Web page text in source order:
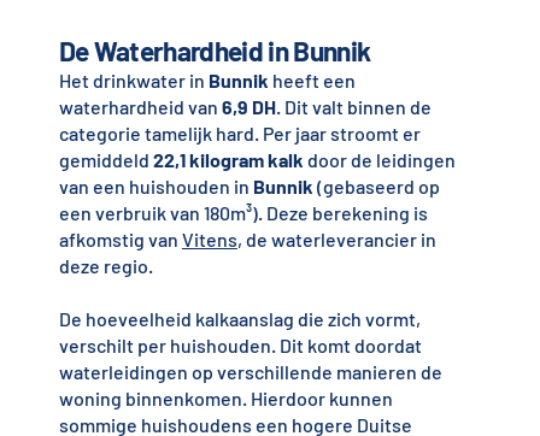
De Waterhardheid in Bunnik
Het drinkwater in Bunnik heeft een
waterhardheid van 6,9 DH. Dit valt binnen de
categorie tamelijk hard. Per jaar stroomt er
gemiddeld 22,1 kilogram kalk door de leidingen
van een huishouden in Bunnik (gebaseerd op
een verbruik van 180m³). Deze berekening is
afkomstig van Vitens, de waterleverancier in
deze regio.
De hoeveelheid kalkaanslag die zich vormt,
verschilt per huishouden. Dit komt doordat
waterleidingen op verschillende manieren de
woning binnenkomen. Hierdoor kunnen
sommige huishoudens een hogere Duitse